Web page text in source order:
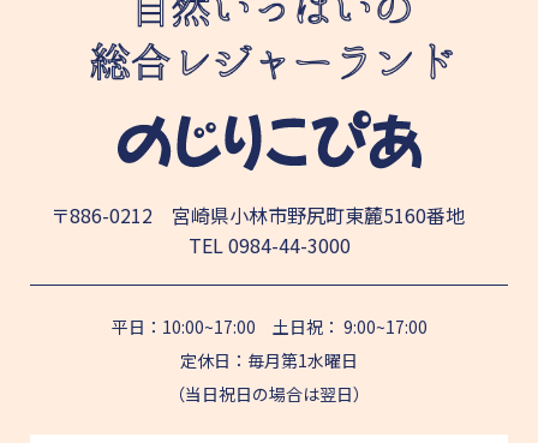
〒886-0212 宮崎県小林市野尻町東麓5160番地
TEL0984-44-3000
平日：10:00~17:00 土日祝： 9:00~17:00
定休日：毎月第1水曜日
（当日祝日の場合は翌日）